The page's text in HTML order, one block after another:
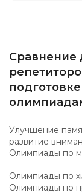
Сравнение
Улучшение
развитие
Олимпиады по
Олимпиады по
Олимпиады по